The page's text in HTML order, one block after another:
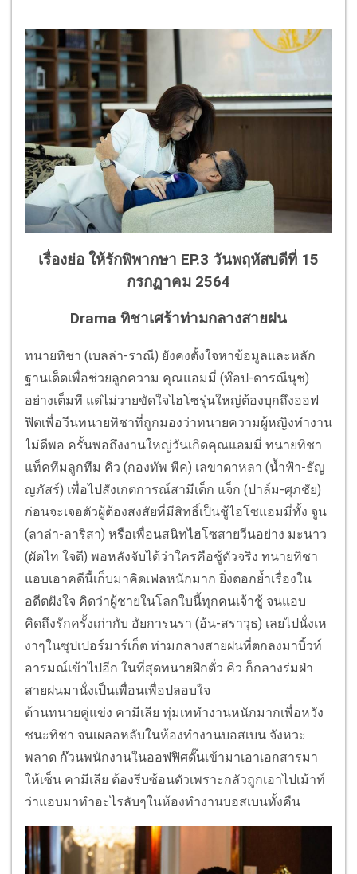
เรื่องย่อ ให้รักพิพากษา EP.3 วันพฤหัสบดีที่ 15
กรกฏาคม 2564
Drama ทิชาเศร้าท่ามกลางสายฝน
ทนายทิชา (เบลล่า-ราณี) ยังคงตั้งใจหาข้อมูลและหลัก
ฐานเด็ดเพื่อช่วยลูกความ คุณแอมมี่ (ท๊อป-ดารณีนุช)
อย่างเต็มที แต่ไม่วายขัดใจไฮโซรุ่นใหญ่ต้องบุกถึงออฟ
ฟิตเพื่อวีนทนายทิชาที่ถูกมองว่าทนายความผู้หญิงทำงาน
ไม่ดีพอ ครั้นพอถึงงานใหญ่วันเกิดคุณแอมมี่ ทนายทิชา
แท็คทีมลูกทีม คิว (กองทัพ พีค) เลขาดาหลา (น้ำฟ้า-ธัญ
ญภัสร์) เพื่อไปสังเกตการณ์สามีเด็ก แจ็ก (ปาล์ม-ศุภชัย)
ก่อนจะเจอตัวผู้ต้องสงสัยที่มีสิทธิ์เป็นชู้ไฮโซแอมมี่ทั้ง จูน
(ลาล่า-ลาริสา) หรือเพื่อนสนิทไฮโซสายวีนอย่าง มะนาว
(ผัดไท ใจดี) พอหลังจับได้ว่าใครคือชู้ตัวจริง ทนายทิชา
แอบเอาคดีนี้เก็บมาคิดเฟลหนักมาก ยิ่งตอกย้ำเรื่องใน
อดีตฝังใจ คิดว่าผู้ชายในโลกใบนี้ทุกคนเจ้าชู้ จนแอบ
คิดถึงรักครั้งเก่ากับ อัยการนรา (อ้น-สราวุธ) เลยไปนั่งเห
งาๆในซุปเปอร์มาร์เก็ต ท่ามกลางสายฝนที่ตกลงมาบิ้วท์
อารมณ์เข้าไปอีก ในที่สุดทนายฝึกตั๋ว คิว ก็กลางร่มฝ่า
สายฝนมานั่งเป็นเพื่อนเพื่อปลอบใจ
ด้านทนายคู่แข่ง คามีเลีย ทุ่มเททำงานหนักมากเพื่อหวัง
ชนะทิชา จนเผลอหลับในห้องทำงานบอสเบน จังหวะ
พลาด ก๊วนพนักงานในออฟฟิศดั๊นเข้ามาเอาเอกสารมา
ให้เซ็น คามีเลีย ต้องรีบซ้อนตัวเพราะกลัวถูกเอาไปเม้าท์
ว่าแอบมาทำอะไรลับๆในห้องทำงานบอสเบนทั้งคืน